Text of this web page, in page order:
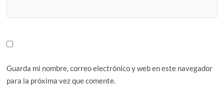
Guarda mi nombre, correo electrónico y web en este navegador
para la próxima vez que comente.